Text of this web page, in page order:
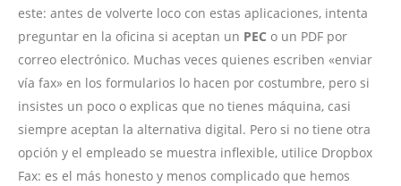
este: antes de volverte loco con estas aplicaciones, intenta
preguntar en la oficina si aceptan un PEC o un PDF por
correo electrónico. Muchas veces quienes escriben «enviar
vía fax» en los formularios lo hacen por costumbre, pero si
insistes un poco o explicas que no tienes máquina, casi
siempre aceptan la alternativa digital. Pero si no tiene otra
opción y el empleado se muestra inflexible, utilice Dropbox
Fax: es el más honesto y menos complicado que hemos